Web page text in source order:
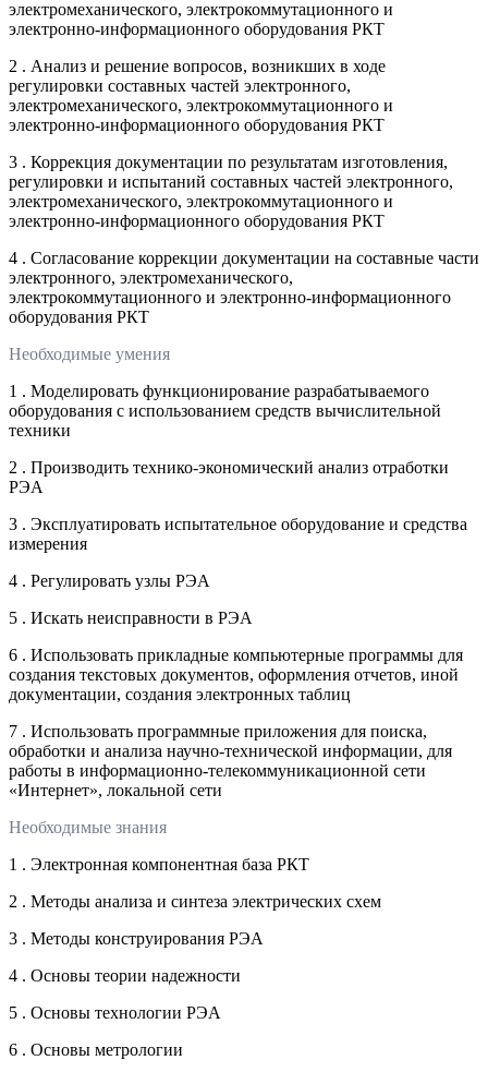
электромеханического, электрокоммутационного и
электронно-информационного оборудования РКТ
2 . Анализ и решение вопросов, возникших в ходе
регулировки составных частей электронного,
электромеханического, электрокоммутационного и
электронно-информационного оборудования РКТ
3 . Коррекция документации по результатам изготовления,
регулировки и испытаний составных частей электронного,
электромеханического, электрокоммутационного и
электронно-информационного оборудования РКТ
4 . Согласование коррекции документации на составные части
электронного, электромеханического,
электрокоммутационного и электронно-информационного
оборудования РКТ
Необходимые умения
1 . Моделировать функционирование разрабатываемого
оборудования с использованием средств вычислительной
техники
2 . Производить технико-экономический анализ отработки
РЭА
3 . Эксплуатировать испытательное оборудование и средства
измерения
4 . Регулировать узлы РЭА
5 . Искать неисправности в РЭА
6 . Использовать прикладные компьютерные программы для
создания текстовых документов, оформления отчетов, иной
документации, создания электронных таблиц
7 . Использовать программные приложения для поиска,
обработки и анализа научно-технической информации, для
работы в информационно-телекоммуникационной сети
«Интернет», локальной сети
Необходимые знания
1 . Электронная компонентная база РКТ
2 . Методы анализа и синтеза электрических схем
3 . Методы конструирования РЭА
4 . Основы теории надежности
5 . Основы технологии РЭА
6 . Основы метрологии